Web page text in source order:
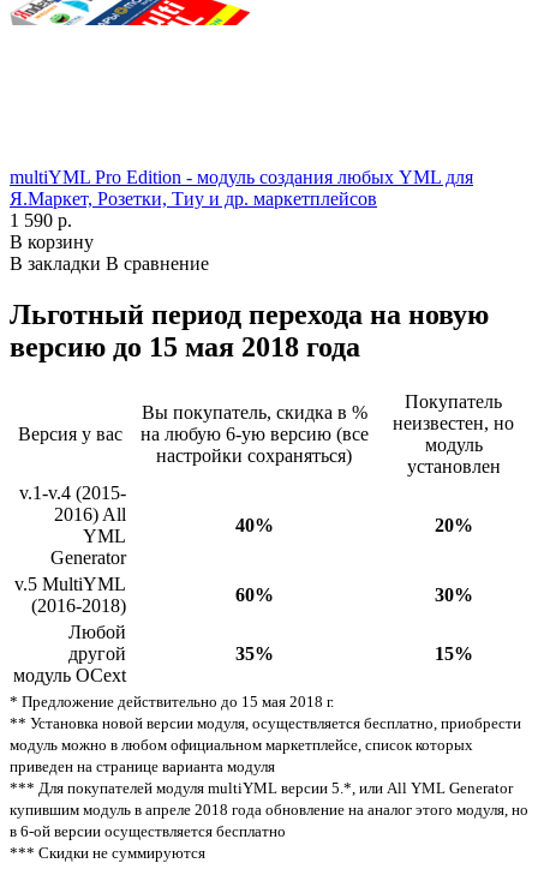
multiYML Pro Edition - модуль создания любых YML для
Я.Маркет, Розетки, Тиу и др. маркетплейсов
1 590 р.
В корзину
В закладки В сравнение
Льготный период перехода на новую
версию до 15 мая 2018 года
Версия у вас
Вы покупатель, скидка в %
на любую 6-ую версию (все
настройки сохраняться)
Покупатель
неизвестен, но
модуль
установлен
v.1-v.4 (2015-
2016) All
YML
Generator
40% 20%
v.5 MultiYML
(2016-2018)
60%
30%
Любой
другой
модуль OCext
35% 15%
* Предложение действительно до 15 мая 2018 г.
** Установка новой версии модуля, осуществляется бесплатно, приобрести
модуль можно в любом официальном маркетплейсе, список которых
приведен на странице варианта модуля
*** Для покупателей модуля multiYML версии 5.*, или All YML Generator
купившим модуль в апреле 2018 года обновление на аналог этого модуля, но
в 6-ой версии осуществляется бесплатно
*** Скидки не суммируются